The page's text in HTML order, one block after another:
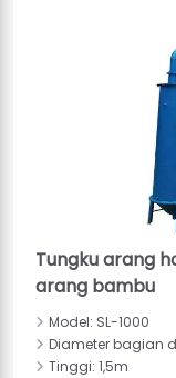
Tungku arang
arang bambu
Model: SL-1000
Diameter bagian
Tinggi: 1,5m